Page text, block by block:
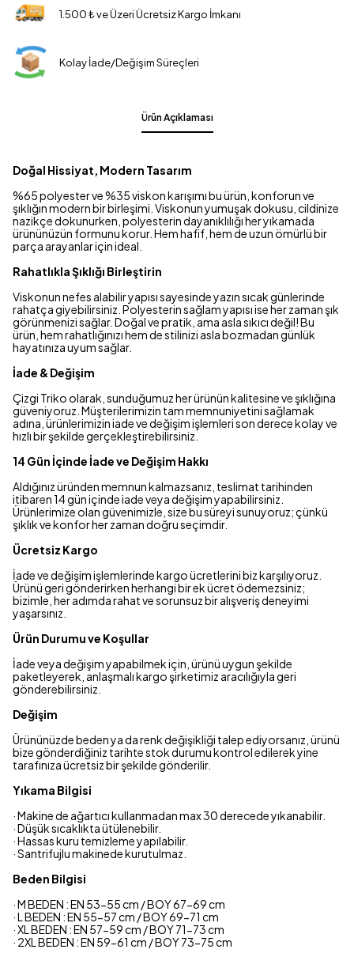
1.500 ₺ ve Üzeri Ücretsiz Kargo İmkanı
Kolay İade/Değişim Süreçleri
Ürün Açıklaması
Doğal Hissiyat, Modern Tasarım
%65 polyester ve %35 viskon karışımı bu ürün, konforun ve
şıklığın modern bir birleşimi. Viskonun yumuşak dokusu, cildinize
nazikçe dokunurken, polyesterin dayanıklılığı her yıkamada
ürününüzün formunu korur. Hem hafif, hem de uzun ömürlü bir
parça arayanlar için ideal.
Rahatlıkla Şıklığı Birleştirin
Viskonun nefes alabilir yapısı sayesinde yazın sıcak günlerinde
rahatça giyebilirsiniz. Polyesterin sağlam yapısı ise her zaman şık
görünmenizi sağlar. Doğal ve pratik, ama asla sıkıcı değil! Bu
ürün, hem rahatlığınızı hem de stilinizi asla bozmadan günlük
hayatınıza uyum sağlar.
İade & Değişim
Çizgi Triko olarak, sunduğumuz her ürünün kalitesine ve şıklığına
güveniyoruz. Müşterilerimizin tam memnuniyetini sağlamak
adına, ürünlerimizin iade ve değişim işlemleri son derece kolay ve
hızlı bir şekilde gerçekleştirebilirsiniz.
14 Gün İçinde İade ve Değişim Hakkı
Aldığınız üründen memnun kalmazsanız, teslimat tarihinden
itibaren 14 gün içinde iade veya değişim yapabilirsiniz.
Ürünlerimize olan güvenimizle, size bu süreyi sunuyoruz; çünkü
şıklık ve konfor her zaman doğru seçimdir.
Ücretsiz Kargo
İade ve değişim işlemlerinde kargo ücretlerini biz karşılıyoruz.
Ürünü geri gönderirken herhangi bir ek ücret ödemezsiniz;
bizimle, her adımda rahat ve sorunsuz bir alışveriş deneyimi
yaşarsınız.
Ürün Durumu ve Koşullar
İade veya değişim yapabilmek için, ürünü uygun şekilde
paketleyerek, anlaşmalı kargo şirketimiz aracılığıyla geri
gönderebilirsiniz.
Değişim
Ürününüzde beden ya da renk değişikliği talep ediyorsanız, ürünü
bize gönderdiğiniz tarihte stok durumu kontrol edilerek yine
tarafınıza ücretsiz bir şekilde gönderilir.
Yıkama Bilgisi
· Makine de ağartıcı kullanmadan max 30 derecede yıkanabilir.
· Düşük sıcaklıkta ütülenebilir.
· Hassas kuru temizleme yapılabilir.
· Santrifujlu makinede kurutulmaz.
Beden Bilgisi
· M BEDEN : EN 53-55 cm / BOY 67-69 cm
· L BEDEN : EN 55-57 cm / BOY 69-71 cm
· XL BEDEN : EN 57-59 cm / BOY 71-73 cm
· 2XL BEDEN : EN 59-61 cm / BOY 73-75 cm